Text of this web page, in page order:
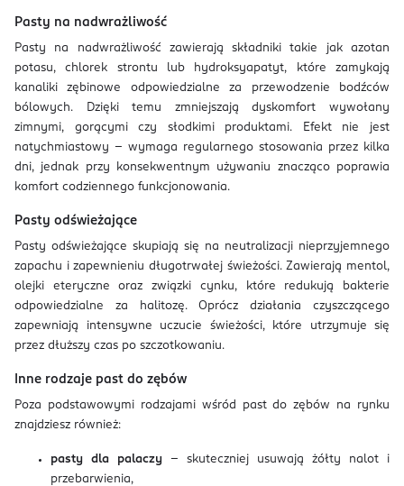
Pasty na nadwrażliwość
Pasty na nadwrażliwość zawierają składniki takie jak azotan
potasu, chlorek strontu lub hydroksyapatyt, które zamykają
kanaliki zębinowe odpowiedzialne za przewodzenie bodźców
bólowych. Dzięki temu zmniejszają dyskomfort wywołany
zimnymi, gorącymi czy słodkimi produktami. Efekt nie jest
natychmiastowy – wymaga regularnego stosowania przez kilka
dni, jednak przy konsekwentnym używaniu znacząco poprawia
komfort codziennego funkcjonowania.
Pasty odświeżające
Pasty odświeżające skupiają się na neutralizacji nieprzyjemnego
zapachu i zapewnieniu długotrwałej świeżości. Zawierają mentol,
olejki eteryczne oraz związki cynku, które redukują bakterie
odpowiedzialne za halitozę. Oprócz działania czyszczącego
zapewniają intensywne uczucie świeżości, które utrzymuje się
przez dłuższy czas po szczotkowaniu.
Inne rodzaje past do zębów
Poza podstawowymi rodzajami wśród past do zębów na rynku
znajdziesz również:
pasty dla palaczy – skuteczniej usuwają żółty nalot i
przebarwienia,